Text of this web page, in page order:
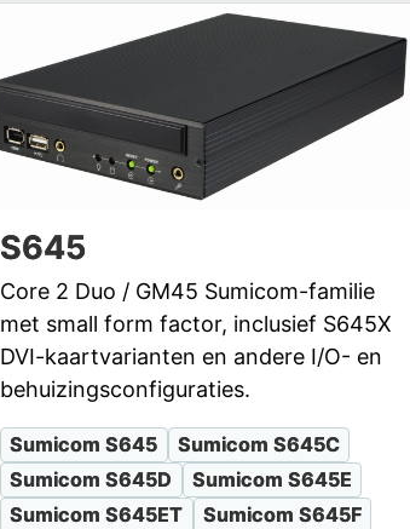
S645
Core 2 Duo / GM45 Sumicom-familie
met small form factor, inclusief S645X
DVI-kaartvarianten en andere I/O- en
behuizingsconfiguraties.
Sumicom S645
Sumicom S645C
Sumicom S645D
Sumicom S645E
Sumicom S645ET
Sumicom S645F